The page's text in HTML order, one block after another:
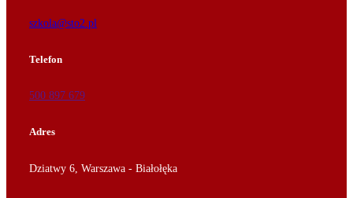
szkola@sto2.pl
Telefon
500 897 679
Adres
Dziatwy 6, Warszawa - Białołęka